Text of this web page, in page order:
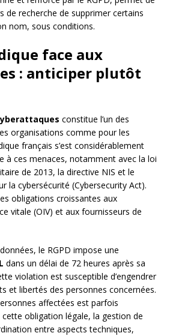
de recherche de supprimer certains
nom, sous conditions.
face aux
: anticiper plutôt
constitue l’un des
organisations comme pour les
français s’est considérablement
à ces menaces, notamment avec la loi
de 2013, la directive NIS et le
la cybersécurité (Cybersecurity Act).
obligations croissantes aux
vitale (OIV) et aux fournisseurs de
le RGPD impose une
dans un délai de 72 heures après sa
violation est susceptible d’engendrer
et libertés des personnes concernées.
affectées est parfois
obligation légale, la gestion de
entre aspects techniques,